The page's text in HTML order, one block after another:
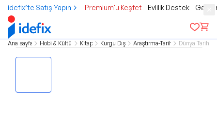
idefix’te Satış Yapın Premium'u Keşfet Evlilik Destek
Ana sayfa Hobi & Kültür Kitap Kurgu Dışı Araştırma-Tarih Dünya Tarihi